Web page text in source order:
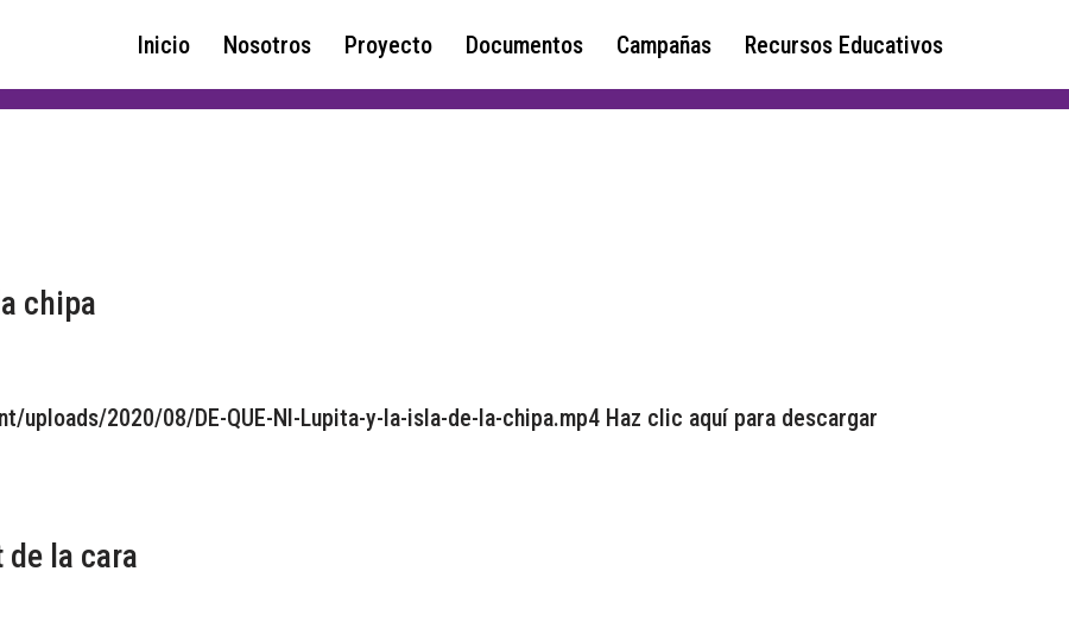
Inicio Nosotros Proyecto Documentos Campañas Recursos Educativos
chipa
uploads/2020/08/DE-QUE-NI-Lupita-y-la-isla-de-la-chipa.mp4 Haz clic aquí para descargar
la cara